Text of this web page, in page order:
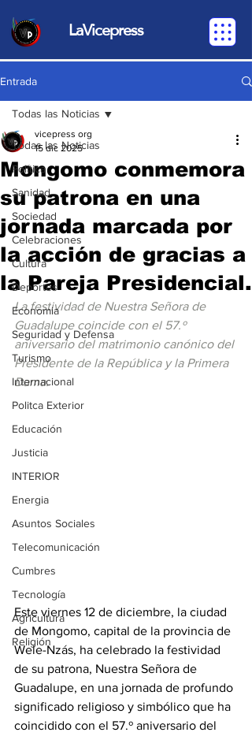
LaVicepress
Entrada
Todas las Noticias
Política
Sanidad
Sociedad
Celebraciones
Cultura
Deportes
Economia
Seguridad y Defensa
Turismo
Internacional
Politca Exterior
Educación
Justicia
INTERIOR
Energia
Asuntos Sociales
Telecomunicación
Cumbres
Tecnología
Agricultura
Religión
Todas las Noticias
Mongomo conmemora
su patrona en una
jornada marcada por
la acción de gracias a
la Pareja Presidencial.
vicepress org
15 dic 2025
La festividad de Nuestra Señora de
Guadalupe coincide con el 57.º
aniversario del matrimonio canónico del
Presidente de la República y la Primera
Dama.
Este viernes 12 de diciembre, la ciudad
de Mongomo, capital de la provincia de
Wele-Nzás, ha celebrado la festividad
de su patrona, Nuestra Señora de
Guadalupe, en una jornada de profundo
significado religioso y simbólico que ha
coincidido con el 57.º aniversario del